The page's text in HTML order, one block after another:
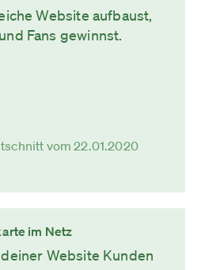
Website aufbaust,
Fans gewinnst.
vom 22.01.2020
im Netz
Website Kunden